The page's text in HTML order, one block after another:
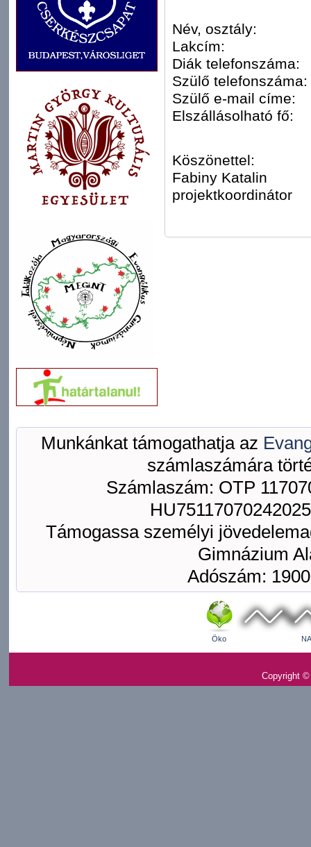
Név, osztály:
Lakcím:
Diák telefonszáma:
Szülő telefonszáma:
Szülő e-mail címe:
Elszállásolható fő:
Köszönettel:
Fabiny Katalin
projektkoordinátor
Munkánkat támogathatja az
számlaszámára
Számlaszám: OTP
Támogassa személyi
Gimnázium
Adószám:
Öko
Copyright